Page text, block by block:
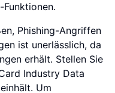
Phishing-Angriffen
ist unerlässlich, da
erhält. Stellen Sie
Industry Data
Um